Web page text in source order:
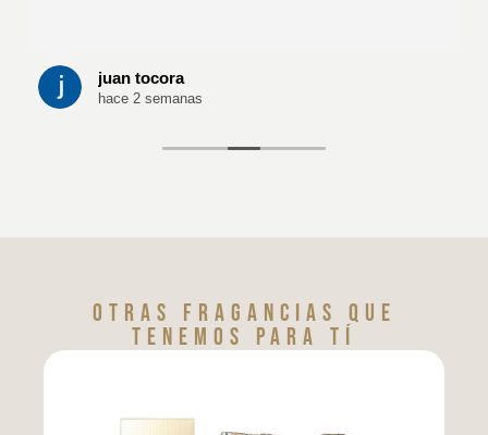
juan tocora
hace 2 semanas
Otras fragancias que
tenemos para tí